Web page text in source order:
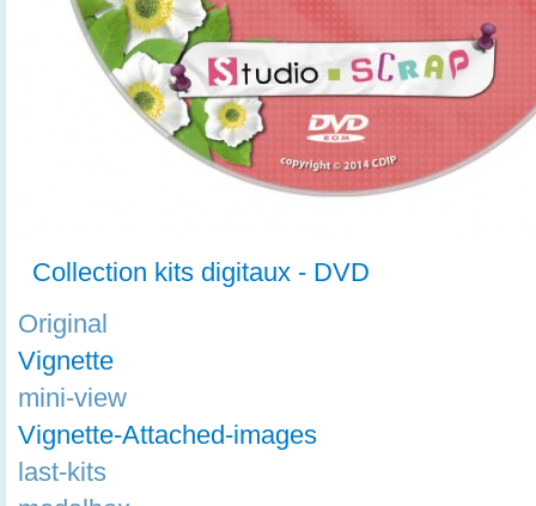
Collection kits digitaux - DVD
Original
Vignette
mini-view
Vignette-Attached-images
last-kits